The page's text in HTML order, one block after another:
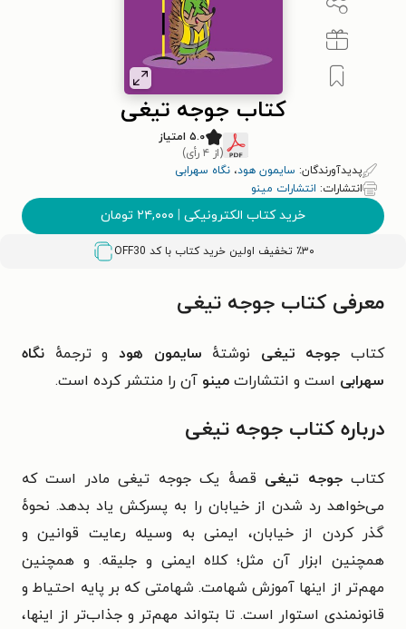
کتاب جوجه تیغی
۵.۰ امتیاز
(از ۴ رأی)
پدیدآورندگان: سایمون هود، نگاه سهرابی
انتشارات: انتشارات مینو
خرید کتاب الکترونیکی | ۲۴,۰۰۰ تومان
٪۳۰ تخفیف اولین خرید کتاب با کد OFF30
معرفی کتاب جوجه تیغی
کتاب جوجه تیغی نوشتهٔ سایمون هود و ترجمهٔ نگاه
سهرابی است و انتشارات مینو آن را منتشر کرده است.
درباره کتاب جوجه تیغی
کتابجوجه تیغی قصهٔ یک جوجه تیغی مادر است که
می‌خواهد رد شدن از خیابان را به پسرکش یاد بدهد. نحوهٔ
گذر کردن از خیابان، ایمنی به وسیله رعایت قوانین و
همچنین ابزار آن مثل؛ کلاه ایمنی و جلیقه. و همچنین
مهم‌تر از اینها آموزش شهامت. شهامتی که بر پایه احتیاط و
قانونمندی استوار است. تا بتواند مهم‌تر و جذاب‌تر از اینها،